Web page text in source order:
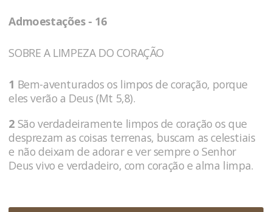
Admoestações - 16
SOBRE A LIMPEZA DO CORAÇÃO
1 Bem-aventurados os limpos de coração, porque
eles verão a Deus (Mt 5,8).
2 São verdadeiramente limpos de coração os que
desprezam as coisas terrenas, buscam as celestiais
e não deixam de adorar e ver sempre o Senhor
Deus vivo e verdadeiro, com coração e alma limpa.